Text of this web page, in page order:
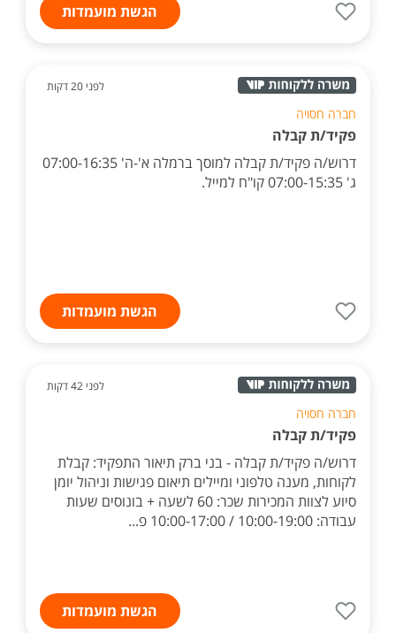
הגשת מועמדות
לפני 20 דקות
חברה חסויה
פקיד/ת קבלה
דרוש/ה פקיד/ת קבלה למוסך ברמלה א'-ה' 07:00-16:35
ג' 07:00-15:35 קו"ח למייל.
הגשת מועמדות
לפני 42 דקות
חברה חסויה
פקיד/ת קבלה
דרוש/ה פקיד/ת קבלה - בני ברק תיאור התפקיד: קבלת
לקוחות, מענה טלפוני ומיילים תיאום פגישות וניהול יומן
סיוע לצוות המכירות שכר: 60 לשעה + בונוסים שעות
עבודה: 10:00-19:00 / 10:00-17:00 פ...
הגשת מועמדות